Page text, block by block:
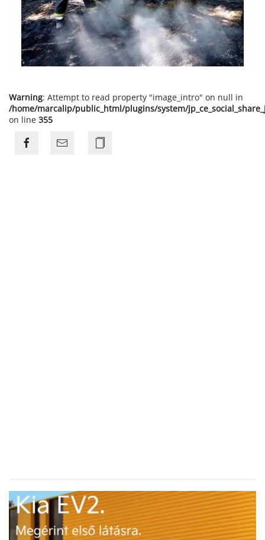
Warning: Attempt to read property "image_intro" on null in
/home/marcalip/public_html/plugins/system/
on line 355